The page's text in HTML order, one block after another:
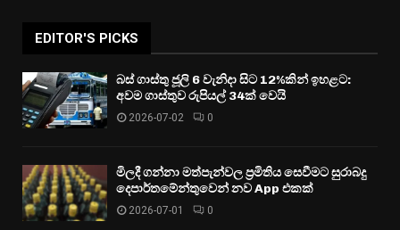
EDITOR'S PICKS
බස් ගාස්තු ජූලි 6 වැනිදා සිට 12%කින් ඉහළට:
අවම ගාස්තුව රුපියල් 34ක් වෙයි
2026-07-02 0
මිලදී ගන්නා මත්පැන්වල ප්‍රමිතිය සෙවීමට සුරාබදු
දෙපාර්තමේන්තුවෙන් නව App එකක්
2026-07-01 0